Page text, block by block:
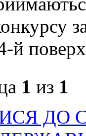
й
1 из 1
ДО